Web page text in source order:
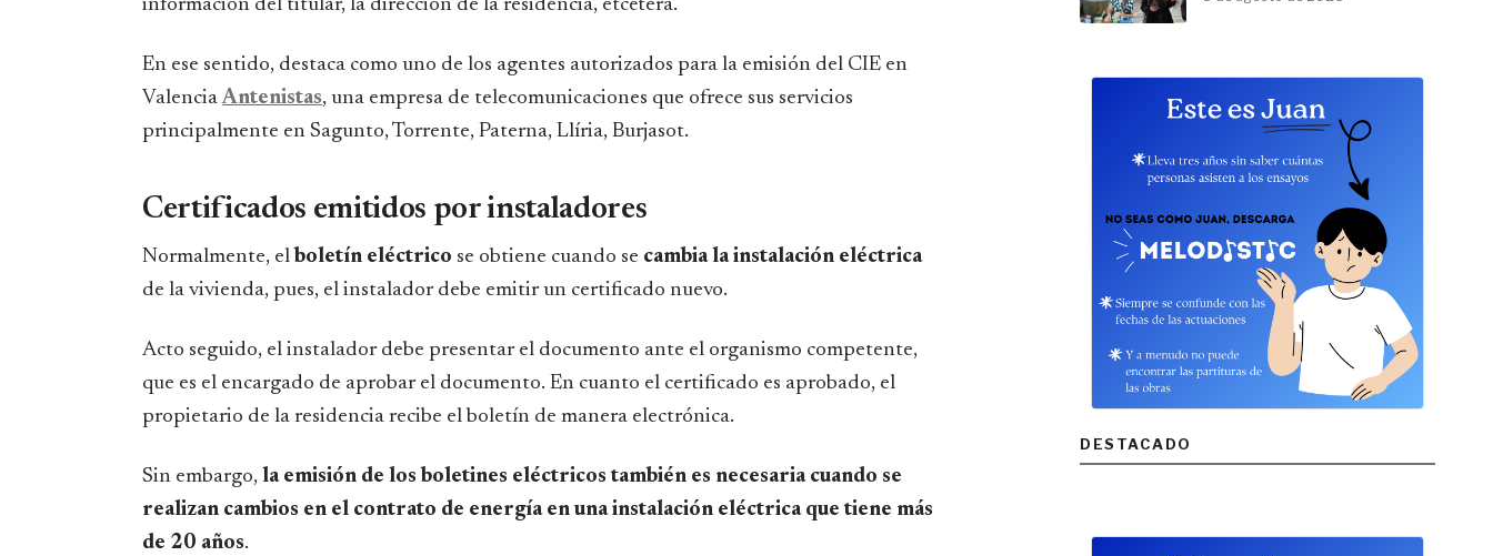
información del titular, la dirección de la residencia, etcétera.
En ese sentido, destaca como uno de los agentes autorizados para la emisión del CIE en
ValenciaAntenistas, una empresa de telecomunicaciones que ofrece sus servicios
principalmente en Sagunto, Torrente, Paterna, Llíria, Burjasot.
Certificados emitidos por instaladores
Normalmente, el boletín eléctrico se obtiene cuando se cambia la instalación eléctrica
de la vivienda, pues, el instalador debe emitir un certificado nuevo.
Acto seguido, el instalador debe presentar el documento ante el organismo competente,
que es el encargado de aprobar el documento. En cuanto el certificado es aprobado, el
propietario de la residencia recibe el boletín de manera electrónica.
Sin embargo, la emisión de los boletines eléctricos también es necesaria cuando se
realizan cambios en el contrato de energía en una instalación eléctrica que tiene más
de 20 años.
DESTACADO